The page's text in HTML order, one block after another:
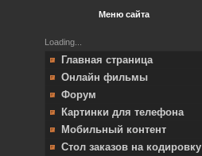
Меню сайта
Loading...
Главная страница
Онлайн фильмы
Форум
Картинки для телефона
Мобильный контент
Стол заказов на кодировку